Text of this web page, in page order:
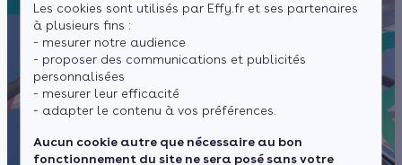
Les cookies sont utilisés par Effy.fr et ses partenaires
à plusieurs fins :
- mesurer notre audience
- proposer des communications et publicités
personnalisées
- mesurer leur efficacité
- adapter le contenu à vos préférences.
Aucun cookie autre que nécessaire au bon
fonctionnement du site ne sera posé sans votre
Sols